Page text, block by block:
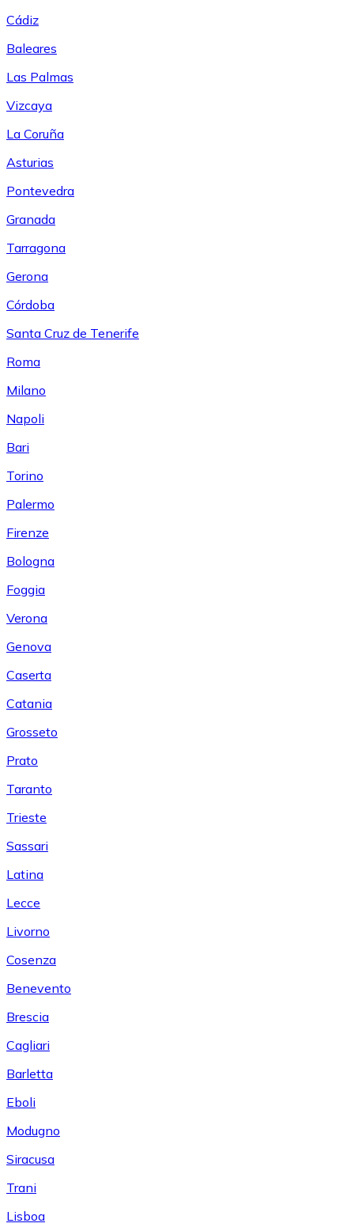
Cádiz
Baleares
Las Palmas
Vizcaya
La Coruña
Asturias
Pontevedra
Granada
Tarragona
Gerona
Córdoba
Santa Cruz de Tenerife
Roma
Milano
Napoli
Bari
Torino
Palermo
Firenze
Bologna
Foggia
Verona
Genova
Caserta
Catania
Grosseto
Prato
Taranto
Trieste
Sassari
Latina
Lecce
Livorno
Cosenza
Benevento
Brescia
Cagliari
Barletta
Eboli
Modugno
Siracusa
Trani
Lisboa